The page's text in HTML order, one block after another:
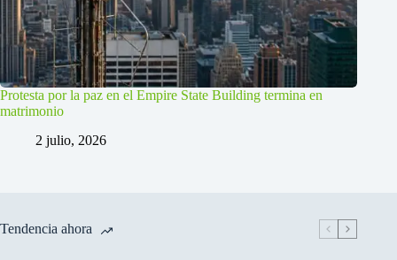
Protesta por la paz en el Empire State Building termina en
matrimonio
2 julio, 2026
Tendencia ahora